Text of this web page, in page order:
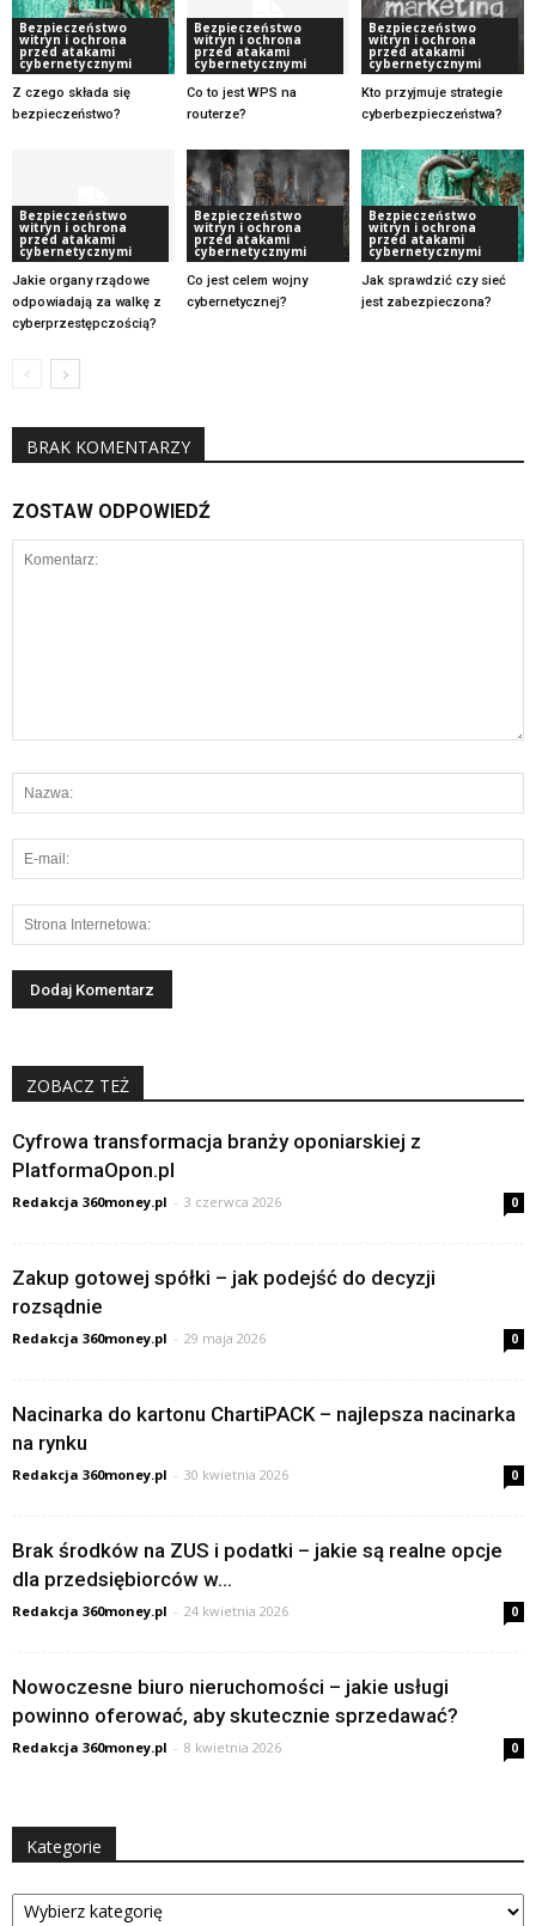
Bezpieczeństwo
witryn i ochrona
przed atakami
cybernetycznymi
Z czego składa się
bezpieczeństwo?
Bezpieczeństwo
witryn i ochrona
przed atakami
cybernetycznymi
Co to jest WPS na
routerze?
Bezpieczeństwo
witryn i ochrona
przed atakami
cybernetycznymi
Kto przyjmuje strategie
cyberbezpieczeństwa?
Bezpieczeństwo
witryn i ochrona
przed atakami
cybernetycznymi
Jakie organy rządowe
odpowiadają za walkę z
cyberprzestępczością?
Bezpieczeństwo
witryn i ochrona
przed atakami
cybernetycznymi
Co jest celem wojny
cybernetycznej?
Bezpieczeństwo
witryn i ochrona
przed atakami
cybernetycznymi
Jak sprawdzić czy sieć
jest zabezpieczona?
BRAK KOMENTARZY
ZOSTAW ODPOWIEDŹ
ZOBACZ TEŻ
Cyfrowa transformacja branży oponiarskiej z
PlatformaOpon.pl
Redakcja 360money.pl - 3 czerwca 2026 0
Zakup gotowej spółki – jak podejść do decyzji
rozsądnie
Redakcja 360money.pl - 29 maja 2026 0
Nacinarka do kartonu ChartiPACK – najlepsza nacinarka
na rynku
Redakcja 360money.pl - 30 kwietnia 2026 0
Brak środków na ZUS i podatki – jakie są realne opcje
dla przedsiębiorców w...
Redakcja 360money.pl - 24 kwietnia 2026 0
Nowoczesne biuro nieruchomości – jakie usługi
powinno oferować, aby skutecznie sprzedawać?
Redakcja 360money.pl - 8 kwietnia 2026 0
Kategorie
Kategorie